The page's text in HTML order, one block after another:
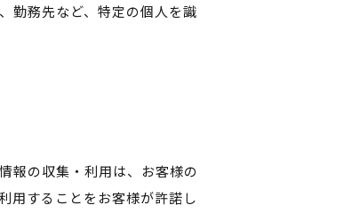
勤務先など、特定の個人を識
報の収集・利用は、お客様の
用することをお客様が許諾し